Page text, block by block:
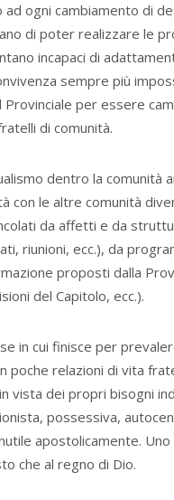
ad ogni cambiamento di
di poter realizzare le
incapaci di
sempre più
Provinciale per essere
di comunità.
dentro la comunità
con le altre comunità
da affetti e da
riunioni, ecc.), da
proposti dalla
del Capitolo, ecc.).
in cui finisce per
poche relazioni di vita
vista dei propri bisogni
possessiva,
apostolicamente. Uno
che al regno di Dio.